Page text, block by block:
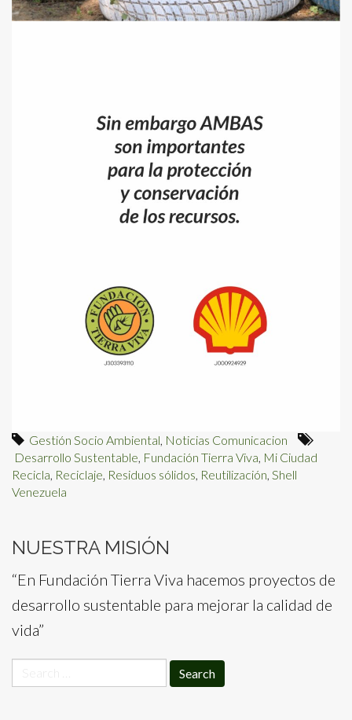
Gestión Socio Ambiental, Noticias Comunicacion
Desarrollo Sustentable, Fundación Tierra Viva, Mi Ciudad
Recicla, Reciclaje, Residuos sólidos, Reutilización, Shell
Venezuela
NUESTRA MISIÓN
“En Fundación Tierra Viva hacemos proyectos de
desarrollo sustentable para mejorar la calidad de
vida”
for: